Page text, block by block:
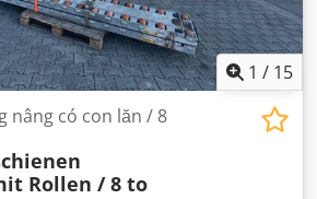
1 / 15
nâng có con lăn / 8
Rollen / 8 to